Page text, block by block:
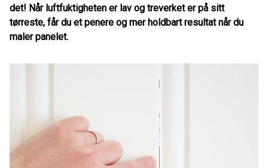
det! Når luftfuktigheten er lav og treverket er på sitt
tørreste, får du et penere og mer holdbart resultat når du
maler panelet.